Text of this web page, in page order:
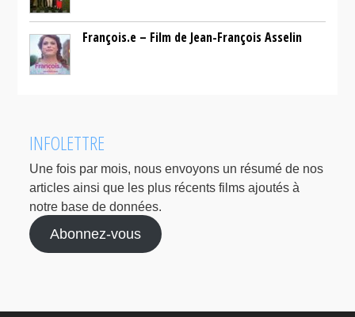
François.e – Film de Jean-François Asselin
INFOLETTRE
Une fois par mois, nous envoyons un résumé de nos
articles ainsi que les plus récents films ajoutés à
notre base de données.
Abonnez-vous